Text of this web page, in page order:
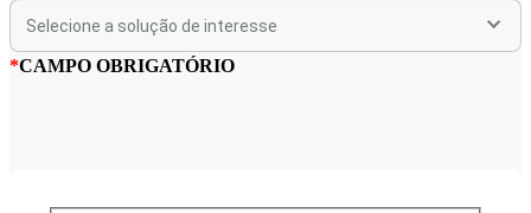
*CAMPO OBRIGATÓRIO